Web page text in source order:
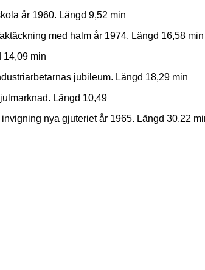
år 1960. Längd 9,52 min
med halm år 1974. Längd 16,58 min
14,09 min
jubileum. Längd 18,29 min
Längd 10,49
nya gjuteriet år 1965. Längd 30,22